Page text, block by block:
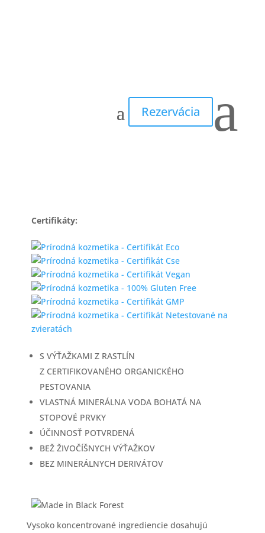
Rezervácia a
ANTI-AGING REVITALIZÉR
Certifikáty:
S VÝŤAŽKAMI Z RASTLÍN
Z CERTIFIKOVANÉHO ORGANICKÉHO
PESTOVANIA
VLASTNÁ MINERÁLNA VODA BOHATÁ NA
STOPOVÉ PRVKY
ÚČINNOSŤ POTVRDENÁ
BEŽ ŽIVOČÍŠNYCH VÝŤAŽKOV
BEZ MINERÁLNYCH DERIVÁTOV
Vysoko koncentrované ingrediencie dosahujú